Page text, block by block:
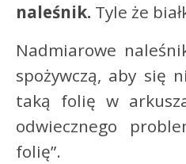
naleśnik. Tyle że
Nadmiarowe
spożywczą, aby się
taką folię w
odwiecznego
folię”.